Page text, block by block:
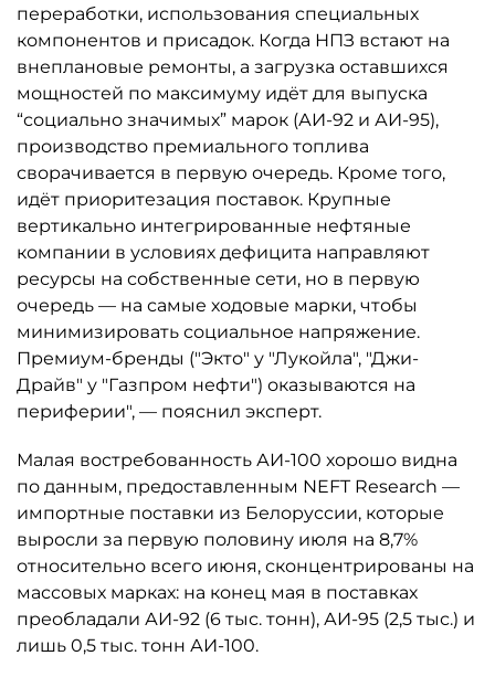
переработки, использования специальных
компонентов и присадок. Когда НПЗ встают на
внеплановые ремонты, а загрузка оставшихся
мощностей по максимуму идёт для выпуска
“социально значимых” марок (АИ-92 и АИ-95),
производство премиального топлива
сворачивается в первую очередь. Кроме того,
идёт приоритезация поставок. Крупные
вертикально интегрированные нефтяные
компании в условиях дефицита направляют
ресурсы на собственные сети, но в первую
очередь — на самые ходовые марки, чтобы
минимизировать социальное напряжение.
Премиум-бренды ("Экто" у "Лукойла", "Джи-
Драйв" у "Газпром нефти") оказываются на
периферии", — пояснил эксперт.
Малая востребованность АИ-100 хорошо видна
по данным, предоставленным NEFT Research —
импортные поставки из Белоруссии, которые
выросли за первую половину июля на 8,7%
относительно всего июня, сконцентрированы на
массовых марках: на конец мая в поставках
преобладали АИ-92 (6 тыс. тонн), АИ-95 (2,5 тыс.) и
лишь 0,5 тыс. тонн АИ-100.